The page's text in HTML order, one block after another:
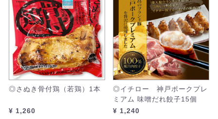
◎さぬき骨付鶏（若鶏）1本
¥ 1,260
◎イチロー 神戸ポークプレ
ミアム 味噌だれ餃子15個
¥ 1,240